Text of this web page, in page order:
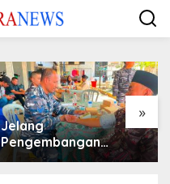
»
Jelang
Pengembangan
Lapangan Hidayah,